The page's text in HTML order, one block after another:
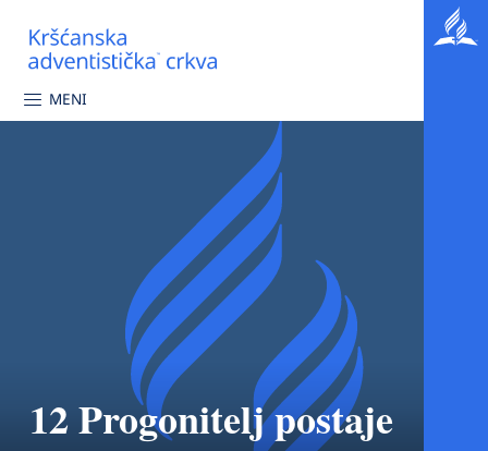
MENI
12 Progonitelj postaje